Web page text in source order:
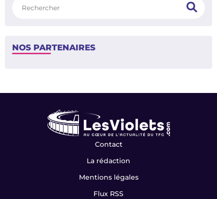
NOS PARTENAIRES
Contact
La rédaction
Mentions légales
Flux RSS